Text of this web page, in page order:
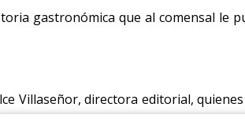
gastronómica que al comensal le
Villaseñor, directora editorial,
restaurantes.